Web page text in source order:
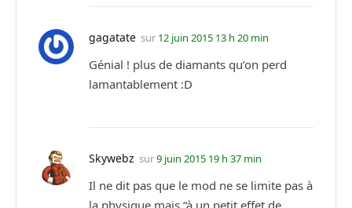
gagatate sur 12 juin 2015 13 h 20 min
Génial ! plus de diamants qu’on perd
lamantablement :D
Skywebz sur9 juin 2015 19 h 37 min
Il ne dit pas que le mod ne se limite pas à
la physique mais “à un petit effet de